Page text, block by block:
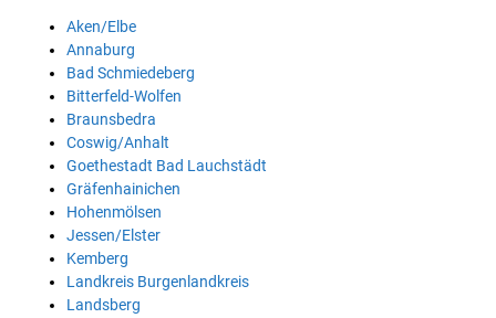
Aken/Elbe
Annaburg
Bad Schmiedeberg
Bitterfeld-Wolfen
Braunsbedra
Coswig/Anhalt
Goethestadt Bad Lauchstädt
Gräfenhainichen
Hohenmölsen
Jessen/Elster
Kemberg
Landkreis Burgenlandkreis
Landsberg